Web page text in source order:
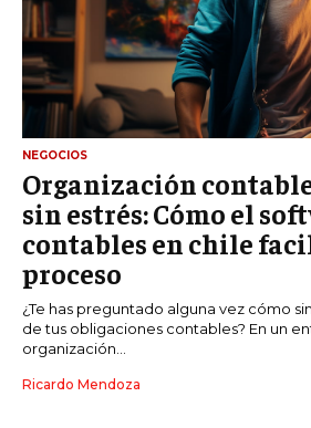
NEGOCIOS
Organización
sin estrés: Cómo el
contables en chile
proceso
¿Te has preguntado alguna vez cómo
de tus obligaciones contables? En un
organización...
Ricardo Mendoza